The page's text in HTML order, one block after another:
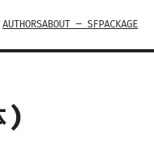
AUTHORSABOUT — SFPACKAGE
)